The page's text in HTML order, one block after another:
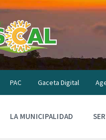
PAC Gaceta Digital
LA MUNICIPALIDAD